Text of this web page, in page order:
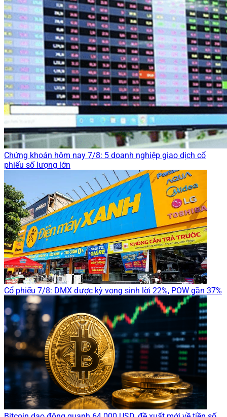
Chứng khoán hôm nay 7/8: 5 doanh nghiệp giao dịch cổ
phiếu số lượng lớn
Cổ phiếu 7/8: DMX được kỳ vọng sinh lời 22%, POW gần 37%